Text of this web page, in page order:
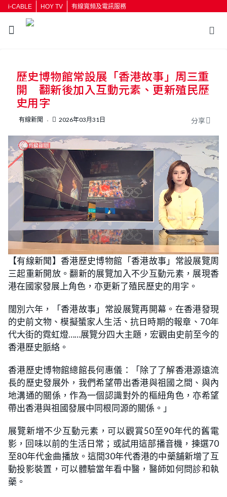
i-CABLE HOY TV 有線寬頻及電訊服務
按輸入鍵開始搜尋
歷史博物館常設展「香港故事」周三重
開 翻新後加入互動元素、更新殖民歷
史用字
有線新聞 2026年03月31日 分享
n
m
t
e
o
a
d
e
d
:
3
4
6
%
【有線新聞】香港歷史博物館「香港故事」常設展覽周
三起重新開放。翻新的展覽加入不少互動元素，展現香
港在國家發展上角色，亦更新了殖民歷史的用字。
闊別六年，「香港故事」常設展覽再開幕。在香港發現
的史前文物、模擬蜑家人生活、抗日時期的報章、70年
代大街的霓虹燈……展覽分四大主題，宏觀由史前至今的
香港歷史脈絡。
香港歷史博物館總館長何惠儀：「除了了解香港源遠流
長的歷史發展外，我們希望帶出香港與祖國之間、與內
地溝通的關係，作為一個認識對外的樞紐角色，亦希望
帶出香港與祖國發展中同根同源的關係。」
展覽新增不少互動元素，可以觀賞50至90年代的舊電
影，回味以前的生活日常；或試用這部播音機，揀選70
至80年代金曲播放。這間30年代香港的中藥舖新增了互
動投影裝置，可以體驗當年看中醫，醫師如何問診和執
藥。